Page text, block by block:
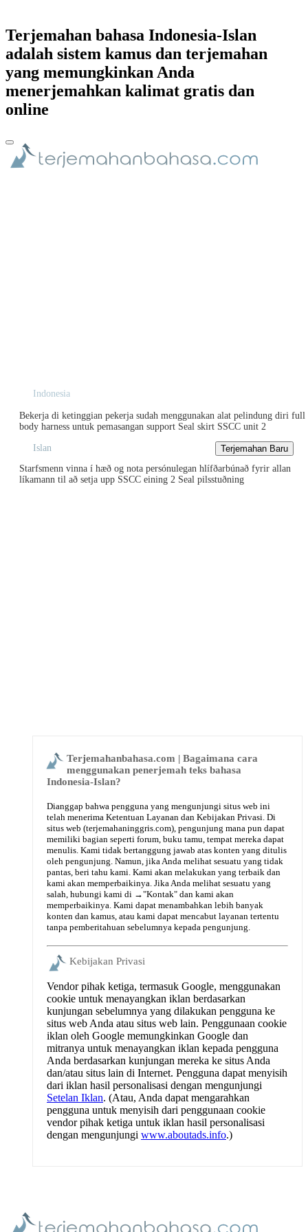
Terjemahan bahasa Indonesia-Islan
adalah sistem kamus dan terjemahan
yang memungkinkan Anda
menerjemahkan kalimat gratis dan
online
Indonesia
Bekerja di ketinggian pekerja sudah menggunakan alat pelindung diri full
body harness untuk pemasangan support Seal skirt SSCC unit 2
Islan
Starfsmenn vinna í hæð og nota persónulegan hlífðarbúnað fyrir allan
líkamann til að setja upp SSCC eining 2 Seal pilsstuðning
Terjemahanbahasa.com | Bagaimana cara
menggunakan penerjemah teks bahasa
Indonesia-Islan?
Dianggap bahwa pengguna yang mengunjungi situs web ini
telah menerima Ketentuan Layanan dan Kebijakan Privasi. Di
situs web (terjemahaninggris.com), pengunjung mana pun dapat
memiliki bagian seperti forum, buku tamu, tempat mereka dapat
menulis. Kami tidak bertanggung jawab atas konten yang ditulis
oleh pengunjung. Namun, jika Anda melihat sesuatu yang tidak
pantas, beri tahu kami. Kami akan melakukan yang terbaik dan
kami akan memperbaikinya. Jika Anda melihat sesuatu yang
salah, hubungi kami di →"Kontak" dan kami akan
memperbaikinya. Kami dapat menambahkan lebih banyak
konten dan kamus, atau kami dapat mencabut layanan tertentu
tanpa pemberitahuan sebelumnya kepada pengunjung.
Kebijakan Privasi
Vendor pihak ketiga, termasuk Google, menggunakan
cookie untuk menayangkan iklan berdasarkan
kunjungan sebelumnya yang dilakukan pengguna ke
situs web Anda atau situs web lain. Penggunaan cookie
iklan oleh Google memungkinkan Google dan
mitranya untuk menayangkan iklan kepada pengguna
Anda berdasarkan kunjungan mereka ke situs Anda
dan/atau situs lain di Internet. Pengguna dapat menyisih
dari iklan hasil personalisasi dengan mengunjungi
Setelan Iklan. (Atau, Anda dapat mengarahkan
pengguna untuk menyisih dari penggunaan cookie
vendor pihak ketiga untuk iklan hasil personalisasi
dengan mengunjungi www.aboutads.info.)